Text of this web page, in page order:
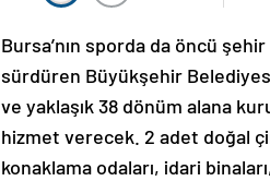
Bursa’nın sporda da öncü
sürdüren Büyükşehir
ve yaklaşık 38 dönüm alana
hizmet verecek. 2 adet doğal
konaklama odaları, idari